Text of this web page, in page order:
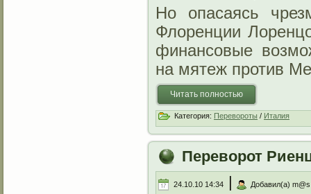
Но опасаясь
Флоренции
финансовые
на мятеж против
Читать полностью
Категория: Перевороты / Италия
Переворот
24.10.10 14:34 | Добавил(а) m@s